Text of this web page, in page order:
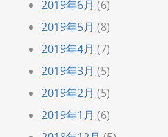
2019年6月 (6)
2019年5月 (8)
2019年4月 (7)
2019年3月 (5)
2019年2月 (5)
2019年1月 (6)